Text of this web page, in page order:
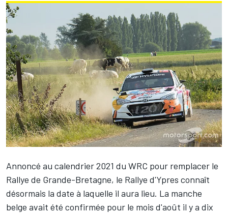
Annoncé au calendrier 2021 du WRC pour remplacer le
Rallye de Grande-Bretagne, le Rallye d'Ypres connaît
désormais la date à laquelle il aura lieu. La manche
belge avait été confirmée pour le mois d'août il y a dix